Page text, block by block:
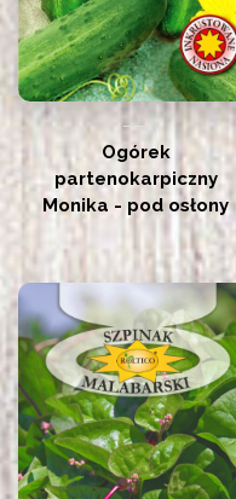
Ogórek
partenokarpiczny
Monika - pod osłony